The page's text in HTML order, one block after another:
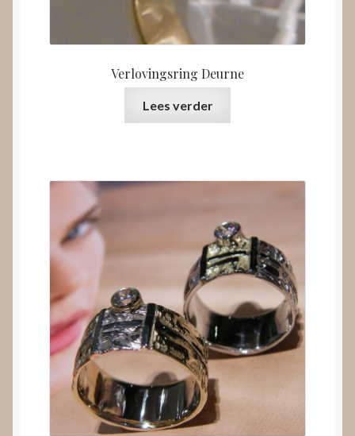
Verlovingsring Deurne
Lees verder